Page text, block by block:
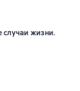
случаи жизни.
основе 0 оценок